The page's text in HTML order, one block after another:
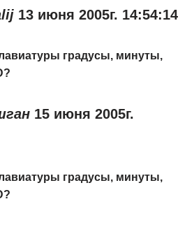
13 июня 2005г. 14:54:14
градусы, минуты,
15 июня 2005г.
градусы, минуты,